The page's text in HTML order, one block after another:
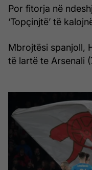
Por fitorja në
‘Topçinjtë’ të
Mbrojtësi spanjoll,
të lartë te Arsenali